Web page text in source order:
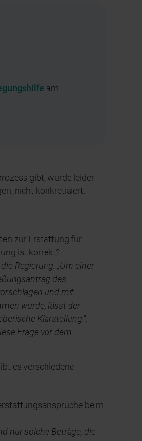
am
gibt, wurde leider
nicht konkretisiert.
zur Erstattung für
ist korrekt?
Regierung. „Um einer
des
und mit
wurde, lässt der
Klarstellung.“,
Frage vor dem
es verschiedene
beim
nur solche Beträge, die